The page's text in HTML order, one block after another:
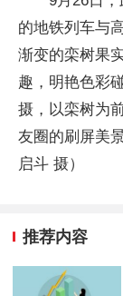
的地铁列车与
渐变的栾树果
趣，明艳色彩
摄，以栾树为
友圈的刷屏美
启斗 摄）
推荐内容